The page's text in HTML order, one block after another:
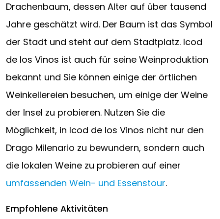
Drachenbaum, dessen Alter auf über tausend
Jahre geschätzt wird. Der Baum ist das Symbol
der Stadt und steht auf dem Stadtplatz. Icod
de los Vinos ist auch für seine Weinproduktion
bekannt und Sie können einige der örtlichen
Weinkellereien besuchen, um einige der Weine
der Insel zu probieren. Nutzen Sie die
Möglichkeit, in Icod de los Vinos nicht nur den
Drago Milenario zu bewundern, sondern auch
die lokalen Weine zu probieren auf einer
umfassenden Wein- und Essenstour.
Empfohlene Aktivitäten